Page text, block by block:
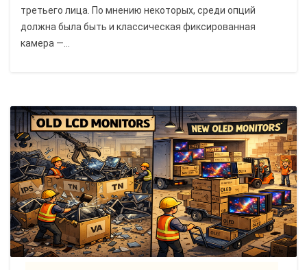
третьего лица. По мнению некоторых, среди опций
должна была быть и классическая фиксированная
камера —...